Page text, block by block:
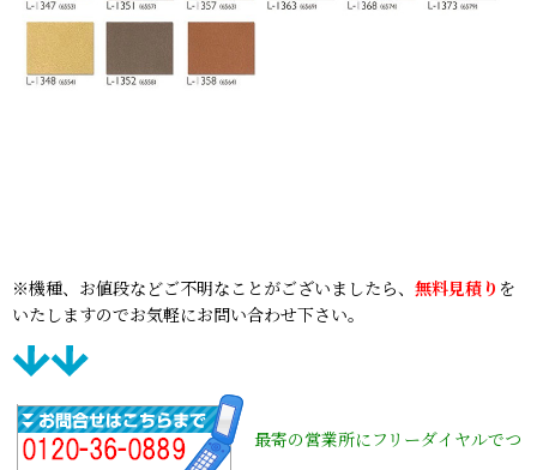
※機種、お値段などご不明なことがございましたら、 無料見積り を
いたしますのでお気軽にお問い合わせ下さい。
最寄の営業所にフリーダイヤルでつ